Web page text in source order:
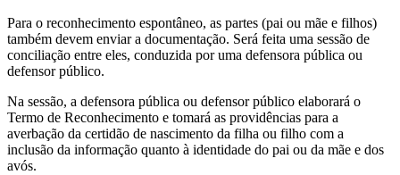
Para o reconhecimento espontâneo, as partes (pai ou mãe e filhos)
também devem enviar a documentação. Será feita uma sessão de
conciliação entre eles, conduzida por uma defensora pública ou
defensor público.
Na sessão, a defensora pública ou defensor público elaborará o
Termo de Reconhecimento e tomará as providências para a
averbação da certidão de nascimento da filha ou filho com a
inclusão da informação quanto à identidade do pai ou da mãe e dos
avós.